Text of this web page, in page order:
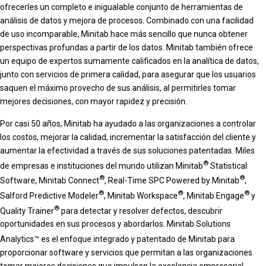
ofrecerles un completo e inigualable conjunto de herramientas de
análisis de datos y mejora de procesos. Combinado con una facilidad
de uso incomparable, Minitab hace más sencillo que nunca obtener
perspectivas profundas a partir de los datos. Minitab también ofrece
un equipo de expertos sumamente calificados en la analítica de datos,
junto con servicios de primera calidad, para asegurar que los usuarios
saquen el máximo provecho de sus análisis, al permitirles tomar
mejores decisiones, con mayor rapidez y precisión.
Por casi 50 años, Minitab ha ayudado a las organizaciones a controlar
los costos, mejorar la calidad, incrementar la satisfacción del cliente y
aumentar la efectividad a través de sus soluciones patentadas. Miles
de empresas e instituciones del mundo utilizan Minitab® Statistical
Software, Minitab Connect®, Real-Time SPC Powered by Minitab®,
Salford Predictive Modeler®, Minitab Workspace®, Minitab Engage® y
Quality Trainer® para detectar y resolver defectos, descubrir
oportunidades en sus procesos y abordarlos. Minitab Solutions
Analytics™ es el enfoque integrado y patentado de Minitab para
proporcionar software y servicios que permitan a las organizaciones